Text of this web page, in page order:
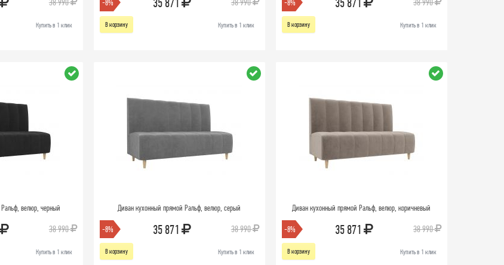
Купить в 1 клик
-8%
В корзину Купить в 1 клик
-8%
В корзину Купить в 1 клик
велюр, черный
38 990
Купить в 1 клик
Диван кухонный прямой Ральф, велюр, серый
-8% 35 871 38 990
В корзину Купить в 1 клик
Диван кухонный прямой Ральф, велюр, коричневый
-8% 35 871 38 990
В корзину Купить в 1 клик